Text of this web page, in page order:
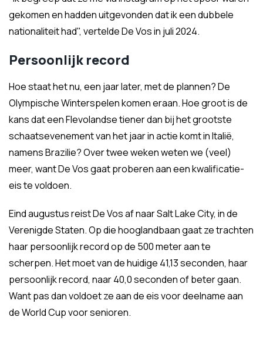
gekomen en hadden uitgevonden dat ik een dubbele
nationaliteit had", vertelde De Vos in juli 2024.
Persoonlijk record
Hoe staat het nu, een jaar later, met de plannen? De
Olympische Winterspelen komen eraan. Hoe groot is de
kans dat een Flevolandse tiener dan bij het grootste
schaatsevenement van het jaar in actie komt in Italië,
namens Brazilie? Over twee weken weten we (veel)
meer, want De Vos gaat proberen aan een kwalificatie-
eis te voldoen.
Eind augustus reist De Vos af naar Salt Lake City, in de
Verenigde Staten. Op die hooglandbaan gaat ze trachten
haar persoonlijk record op de 500 meter aan te
scherpen. Het moet van de huidige 41,13 seconden, haar
persoonlijk record, naar 40,0 seconden of beter gaan.
Want pas dan voldoet ze aan de eis voor deelname aan
de World Cup voor senioren.